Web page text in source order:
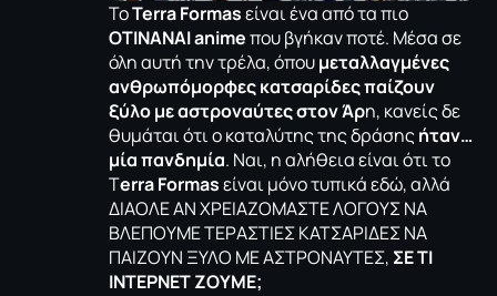
ΤοTerra Formasείναι ένα από τα πιο
ΟΤΙΝΑΝΑΙ animeπου βγήκαν ποτέ. Μέσα σε
όλη αυτή την τρέλα, όπουμεταλλαγμένες
ανθρωπόμορφες κατσαρίδες παίζουν
ξύλο με αστροναύτες στον Άρη, κανείς δε
θυμάται ότι ο καταλύτης της δράσηςήταν…
μία πανδημία. Ναι, η αλήθεια είναι ότι το
Terra Formasείναι μόνο τυπικά εδώ, αλλά
ΔΙΑΟΛΕ ΑΝ ΧΡΕΙΑΖΟΜΑΣΤΕ ΛΟΓΟΥΣ ΝΑ
ΒΛΕΠΟΥΜΕ ΤΕΡΑΣΤΙΕΣ ΚΑΤΣΑΡΙΔΕΣ ΝΑ
ΠΑΙΖΟΥΝ ΞΥΛΟ ΜΕ ΑΣΤΡΟΝΑΥΤΕΣ, ΣΕ ΤΙ
ΙΝΤΕΡΝΕΤ ΖΟΥΜΕ;